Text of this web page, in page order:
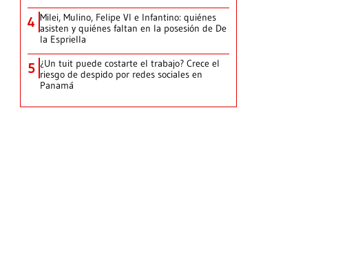
4 Milei, Mulino, Felipe VI e Infantino: quiénes
asisten y quiénes faltan en la posesión de De
la Espriella
5 ¿Un tuit puede costarte el trabajo? Crece el
riesgo de despido por redes sociales en
Panamá